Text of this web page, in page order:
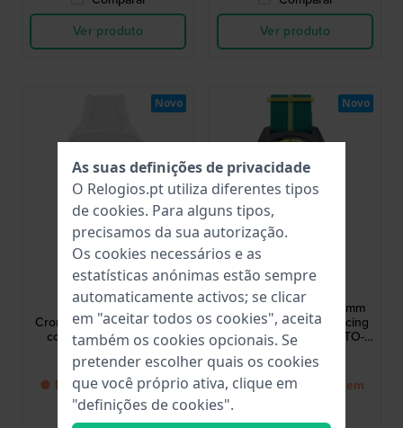
Ver produto
Ver produto
Aston Martin
MTFO1F502
Formula 1 44 mm
Cronógrafo de quartzo de
corrida quadrado com
bracelete de silicone
189,00 €
● De volta ao stock em
breve
Novo
Aston Martin
MTFD1F501
Aramco Formula 1 43 mm
Carbon case quartz racing
chronograph with NATO-
strap
259,00 €
● De volta ao stock em
Novo
As suas definições de privacidade
O Relogios.pt utiliza diferentes tipos
de cookies. Para alguns tipos,
precisamos da sua autorização.
Os cookies necessários e as
estatísticas anónimas estão sempre
automaticamente activos; se clicar
em "aceitar todos os cookies", aceita
também os cookies opcionais. Se
pretender escolher quais os cookies
que você próprio ativa, clique em
"definições de cookies".